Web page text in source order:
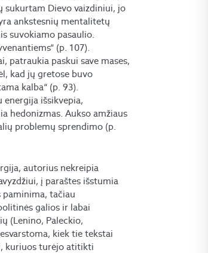
sukurtam Dievo vaizdiniui, jo
ankstesnių mentalitetų
suvokiamo pasaulio.
(p. 107).
patraukia paskui save mases,
kad jų gretose buvo
kalba“ (p. 93).
išsikvepia,
hedonizmas. Aukso amžiaus
problemų sprendimo (p.
autorius nekreipia
į paraštes išstumia
tačiau
galios ir labai
(Lenino, Paleckio,
kiek tie tekstai
kuriuos turėjo atitikti